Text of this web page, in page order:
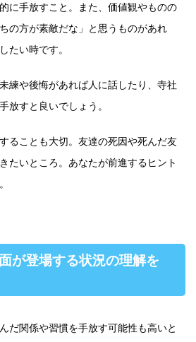
に手放すこと。また、価値観やものの
の方が素敵だな」と思うものがあれ
たい時です。
練や後悔があれば人に話したり、寺社
放すと良いでしょう。
ることも大切。友達の死因や死んだ友
たいところ。あなたが前進するヒント
が登場する状況の理解を
だ関係や習慣を手放す可能性も高いと